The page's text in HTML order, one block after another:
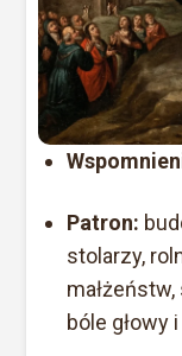
Patron:
stolarzy,
bóle głowy